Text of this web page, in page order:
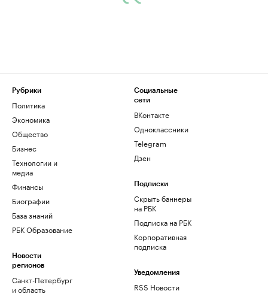
Рубрики
Политика
Экономика
Общество
Бизнес
Технологии и
медиа
Финансы
Биографии
База знаний
РБК Образование
Новости
регионов
Санкт-Петербург
и область
Социальные
сети
ВКонтакте
Одноклассники
Telegram
Дзен
Подписки
Скрыть баннеры
на РБК
Подписка на РБК
Корпоративная
подписка
Уведомления
RSS Новости